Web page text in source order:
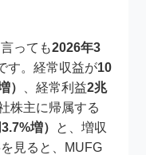
っても2026年3
す。経常収益が10
）
、経常利益2兆
株主に帰属する
増） と、増収
見ると、MUFG